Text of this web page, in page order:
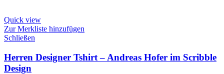
Quick view
Zur Merkliste hinzufügen
Schließen
Herren Designer Tshirt – Andreas Hofer im Scribble
Design